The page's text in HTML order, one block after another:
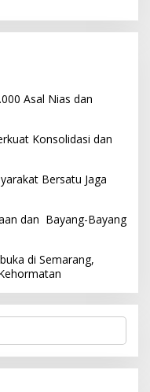
Asal Nias dan
Konsolidasi dan
Bersatu Jaga
dan Bayang-Bayang
di Semarang,